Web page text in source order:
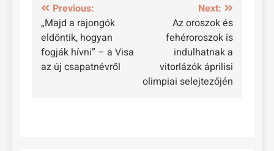
Bejegyzés
navigáció
Previous:
„Majd a rajongók
eldöntik, hogyan
fogják hívni” – a Visa
az új csapatnévről
Next:
Az oroszok és
fehéroroszok is
indulhatnak a
vitorlázók áprilisi
olimpiai selejtezőjén